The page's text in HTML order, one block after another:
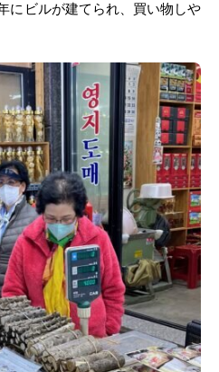
にビルが建てられ、買い物しや